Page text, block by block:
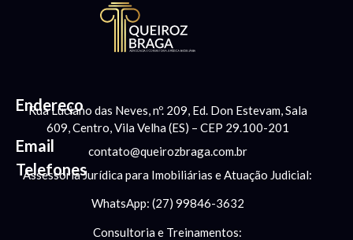
Endereço
Rua Luciano das Neves, nº. 209, Ed. Don Estevam, Sala
609, Centro, Vila Velha (ES) – CEP 29.100-201
Email contato@queirozbraga.com.br
Telefones
Assessoria Jurídica para Imobiliárias e Atuação Judicial:
WhatsApp: (27) 99846-3632
Consultoria e Treinamentos: